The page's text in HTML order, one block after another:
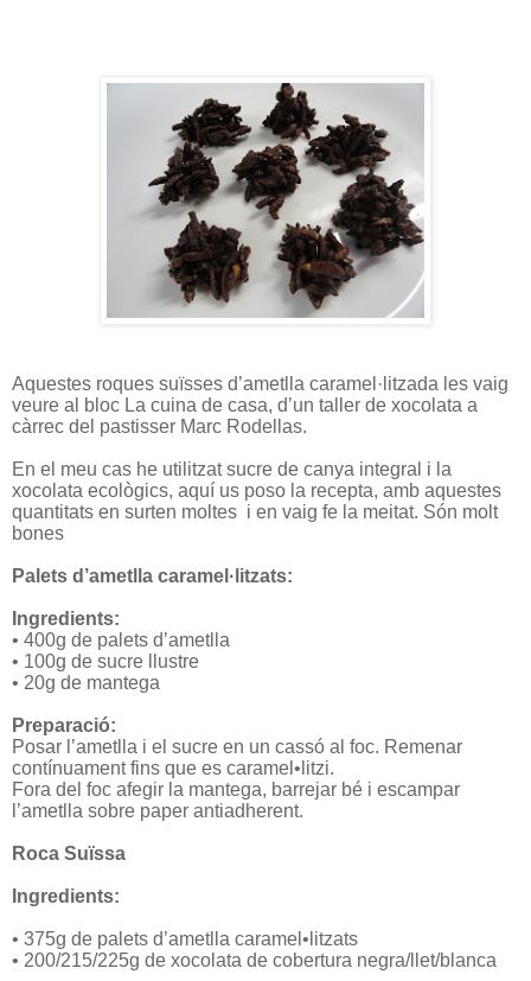
Aquestes roques suïsses d’ametlla caramel·litzada les vaig
veure al bloc La cuina de casa, d’un taller de xocolata a
càrrec del pastisser Marc Rodellas.
En el meu cas he utilitzat sucre de canya integral i la
xocolata ecològics, aquí us poso la recepta, amb aquestes
quantitats en surten moltes i en vaig fe la meitat. Són molt
bones
Palets d’ametlla caramel·litzats:
Ingredients:
• 400g de palets d’ametlla
• 100g de sucre llustre
• 20g de mantega
Preparació:
Posar l’ametlla i el sucre en un cassó al foc. Remenar
contínuament fins que es caramel•litzi.
Fora del foc afegir la mantega, barrejar bé i escampar
l’ametlla sobre paper antiadherent.
Roca Suïssa
Ingredients:
• 375g de palets d’ametlla caramel•litzats
• 200/215/225g de xocolata de cobertura negra/llet/blanca